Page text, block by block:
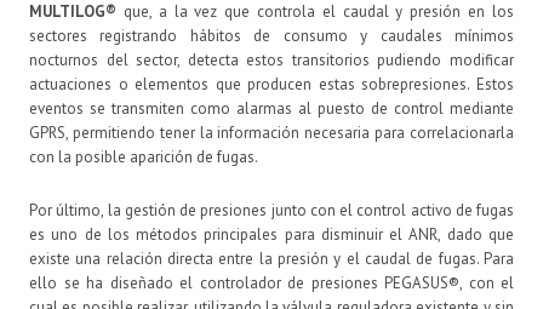
MULTILOG® que, a la vez que controla el caudal y presión en los
sectores registrando hábitos de consumo y caudales mínimos
nocturnos del sector, detecta estos transitorios pudiendo modificar
actuaciones o elementos que producen estas sobrepresiones. Estos
eventos se transmiten como alarmas al puesto de control mediante
GPRS, permitiendo tener la información necesaria para correlacionarla
con la posible aparición de fugas.
Por último, la gestión de presiones junto con el control activo de fugas
es uno de los métodos principales para disminuir el ANR, dado que
existe una relación directa entre la presión y el caudal de fugas. Para
ello se ha diseñado el controlador de presiones PEGASUS®, con el